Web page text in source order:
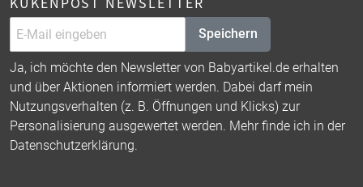
Speichern
Ja, ich möchte den Newsletter von Babyartikel.de erhalten
und über Aktionen informiert werden. Dabei darf mein
Nutzungsverhalten (z. B. Öffnungen und Klicks) zur
Personalisierung ausgewertet werden. Mehr finde ich in der
Datenschutzerklärung.